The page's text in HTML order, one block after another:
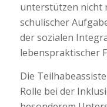
unterstützen nicht
schulischer
der sozialen
lebenspraktischer
Die
Rolle bei der